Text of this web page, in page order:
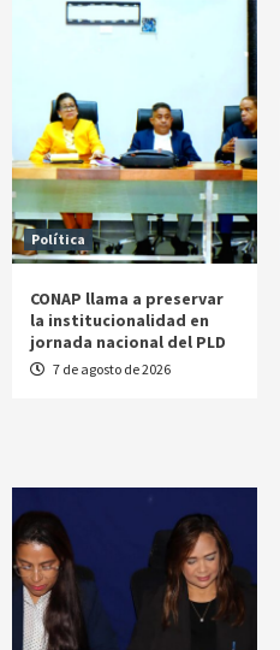
Política
CONAP llama a preservar
la institucionalidad en
jornada nacional del PLD
7 de agosto de 2026